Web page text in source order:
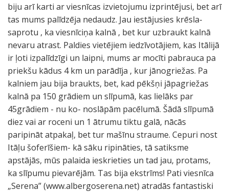
biju arī karti ar viesnīcas izvietojumu izprintējusi, bet arī
tas mums palīdzēja nedaudz. Jau iestājusies krēsla-
saprotu , ka viesnīciņa kalnā , bet kur uzbraukt kalnā
nevaru atrast. Paldies vietējiem iedzīvotājiem, kas Itālijā
ir ļoti izpalīdzīgi un laipni, mums ar mocīti pabrauca pa
priekšu kādus 4 km un parādīja , kur jānogriežas. Pa
kalniem jau bija braukts, bet, kad pēkšņi jāpagriežas
kalnā pa 150 grādiem un slīpumā, kas lielāks par
45grādiem - nu ko- noslāpām pacēlumā. Šādā slīpumā
diez vai ar roceni un 1 ātrumu tiktu galā, nācās
paripināt atpakaļ, bet tur mašīnu straume. Cepuri nost
Itāļu šoferīšiem- kā sāku ripināties, tā satiksme
apstājās, mūs palaida ieskrieties un tad jau, protams,
ka slīpumu pievarējām. Tas bija ekstrīms! Pati viesnīca
„Serena” (www.albergoserena.net) atradās fantastiski